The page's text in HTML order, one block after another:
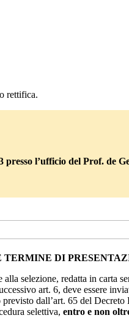
rettifica.
presso l’ufficio del Prof. de
TERMINE DI
selezione, redatta in carta
art. 6, deve essere
previsto dall’art. 65 del
selettiva, entro e non